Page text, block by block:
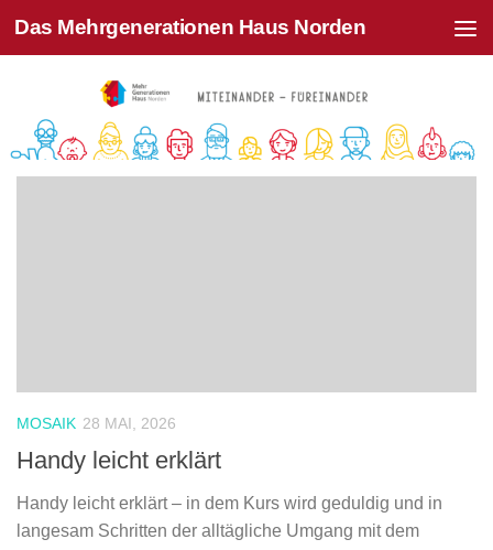
Zum Inhalt springen
Das Mehrgenerationen Haus Norden
MOSAIK 28 MAI, 2026
Handy leicht erklärt
Handy leicht erklärt – in dem Kurs wird geduldig und in
langesam Schritten der alltägliche Umgang mit dem